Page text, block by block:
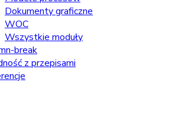
Dokumenty graficzne
WOC
Wszystkie moduły
break
z przepisami